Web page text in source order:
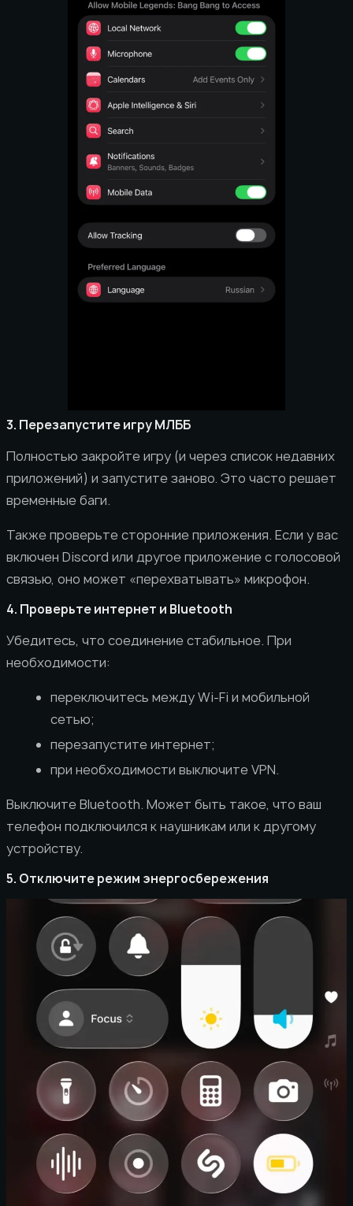
3. Перезапустите игру МЛББ
Полностью закройте игру (и через список недавних
приложений) и запустите заново. Это часто решает
временные баги.
Также проверьте сторонние приложения. Если у вас
включен Discord или другое приложение с голосовой
связью, оно может «перехватывать» микрофон.
4. Проверьте интернет и Bluetooth
Убедитесь, что соединение стабильное. При
необходимости:
переключитесь между Wi-Fi и мобильной
сетью;
перезапустите интернет;
при необходимости выключите VPN.
Выключите Bluetooth. Может быть такое, что ваш
телефон подключился к наушникам или к другому
устройству.
5. Отключите режим энергосбережения